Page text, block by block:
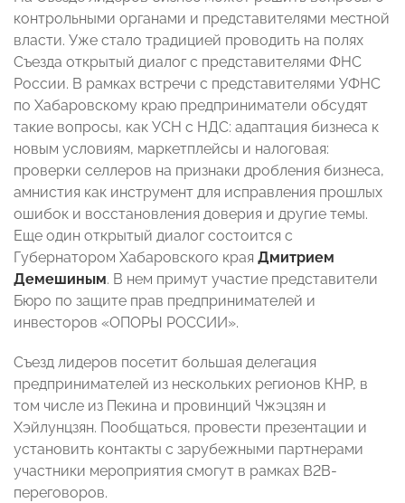
контрольными органами и представителями местной
власти. Уже стало традицией проводить на полях
Съезда открытый диалог с представителями ФНС
России. В рамках встречи с представителями УФНС
по Хабаровскому краю предприниматели обсудят
такие вопросы, как УСН с НДС: адаптация бизнеса к
новым условиям, маркетплейсы и налоговая:
проверки селлеров на признаки дробления бизнеса,
амнистия как инструмент для исправления прошлых
ошибок и восстановления доверия и другие темы.
Еще один открытый диалог состоится с
Губернатором Хабаровского края Дмитрием
Демешиным. В нем примут участие представители
Бюро по защите прав предпринимателей и
инвесторов «ОПОРЫ РОССИИ».
Съезд лидеров посетит большая делегация
предпринимателей из нескольких регионов КНР, в
том числе из Пекина и провинций Чжэцзян и
Хэйлунцзян. Пообщаться, провести презентации и
установить контакты с зарубежными партнерами
участники мероприятия смогут в рамках B2B-
переговоров.